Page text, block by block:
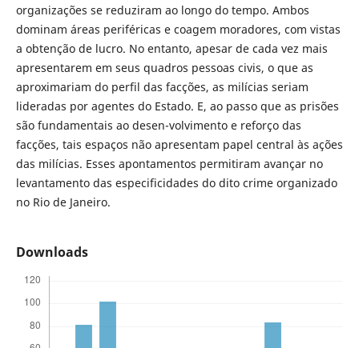
organizações se reduziram ao longo do tempo. Ambos
dominam áreas periféricas e coagem moradores, com vistas
a obtenção de lucro. No entanto, apesar de cada vez mais
apresentarem em seus quadros pessoas civis, o que as
aproximariam do perfil das facções, as milícias seriam
lideradas por agentes do Estado. E, ao passo que as prisões
são fundamentais ao desen-volvimento e reforço das
facções, tais espaços não apresentam papel central às ações
das milícias. Esses apontamentos permitiram avançar no
levantamento das especificidades do dito crime organizado
no Rio de Janeiro.
Downloads